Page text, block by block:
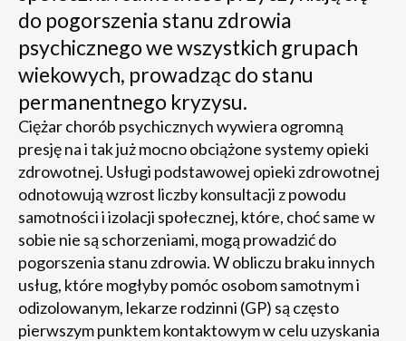
do pogorszenia stanu zdrowia
psychicznego we wszystkich grupach
wiekowych, prowadząc do stanu
permanentnego kryzysu.
Ciężar chorób psychicznych wywiera ogromną
presję na i tak już mocno obciążone systemy opieki
zdrowotnej. Usługi podstawowej opieki zdrowotnej
odnotowują wzrost liczby konsultacji z powodu
samotności i izolacji społecznej, które, choć same w
sobie nie są schorzeniami, mogą prowadzić do
pogorszenia stanu zdrowia. W obliczu braku innych
usług, które mogłyby pomóc osobom samotnym i
odizolowanym, lekarze rodzinni (GP) są często
pierwszym punktem kontaktowym w celu uzyskania